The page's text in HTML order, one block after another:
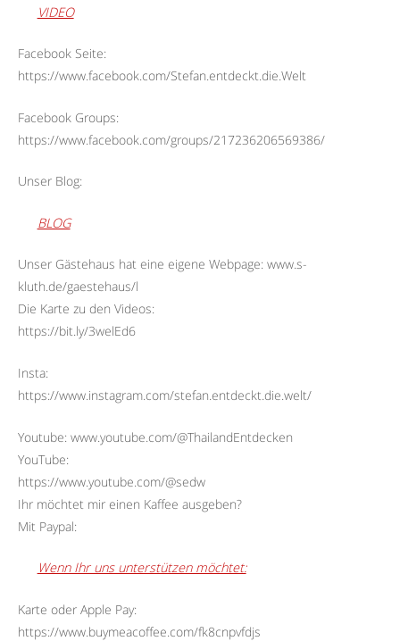
VIDEO
Facebook Seite:
https://www.facebook.com/Stefan.entdeckt.die.Welt
Facebook Groups:
https://www.facebook.com/groups/217236206569386/
Unser Blog:
BLOG
Unser Gästehaus hat eine eigene Webpage: www.s-
kluth.de/gaestehaus/l
Die Karte zu den Videos:
https://bit.ly/3welEd6
Insta:
https://www.instagram.com/stefan.entdeckt.die.welt/
Youtube: www.youtube.com/@ThailandEntdecken
YouTube:
https://www.youtube.com/@sedw
Ihr möchtet mir einen Kaffee ausgeben?
Mit Paypal:
Wenn Ihr uns unterstützen möchtet:
Karte oder Apple Pay:
https://www.buymeacoffee.com/fk8cnpvfdjs